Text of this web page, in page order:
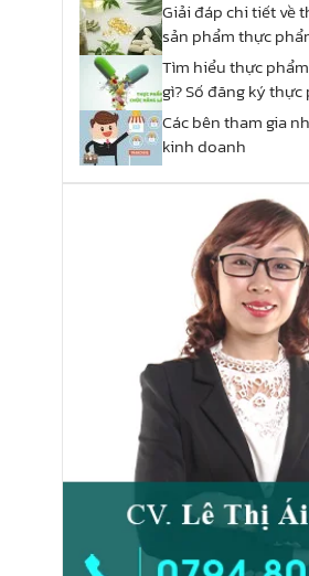
Giải đáp chi tiết về
sản phẩm thực
Tìm hiểu thực
gì? Số đăng ký
năng
Các bên tham gia
kinh doanh